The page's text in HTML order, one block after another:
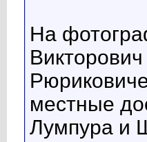
На
местные
Лумпура и